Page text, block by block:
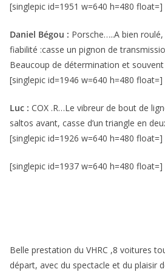
[singlepic id=1951 w=640 h=480 float=]
Daniel Bégou : Porsche…..A bien
fiabilité :casse un pignon de
Beaucoup de détermination et
[singlepic id=1946 w=640 h=480 float=]
Luc : COX .R…Le vibreur de bout de
saltos avant, casse d’un triangle en
[singlepic id=1926 w=640 h=480 float=]
[singlepic id=1937 w=640 h=480 float=]
Belle prestation du VHRC ,8 voitures
départ, avec du spectacle et du plaisir